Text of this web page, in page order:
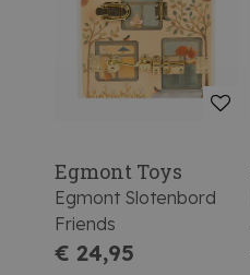
Egmont Toys
Egmont Slotenbord
Friends
€ 24,95